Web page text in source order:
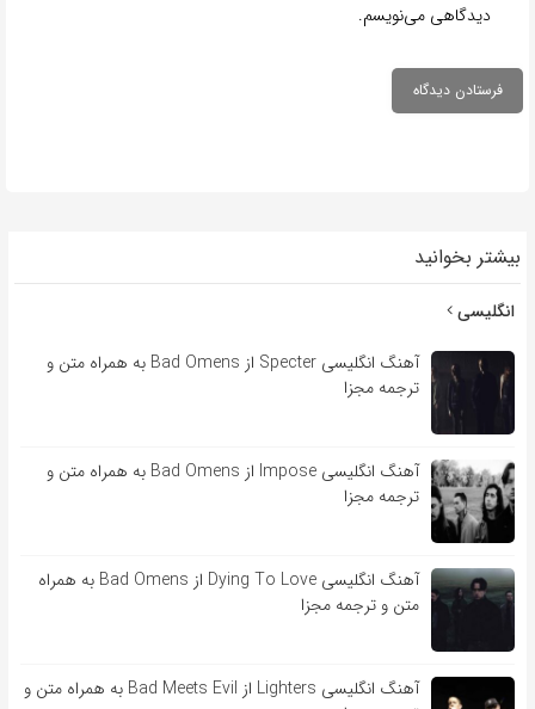
دیدگاهی می‌نویسم.
بیشتر بخوانید
انگلیسی
آهنگ انگلیسی Specter از Bad Omens به همراه متن و
ترجمه مجزا
آهنگ انگلیسی Impose از Bad Omens به همراه متن و
ترجمه مجزا
آهنگ انگلیسی Dying To Love از Bad Omens به همراه
متن و ترجمه مجزا
آهنگ انگلیسی Lighters از Bad Meets Evil به همراه متن و